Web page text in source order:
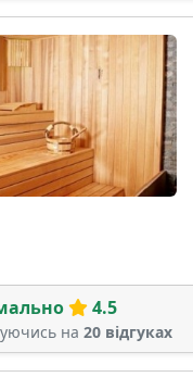
4.5
на 20 відгуках